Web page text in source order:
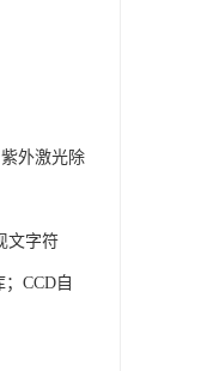
外激光除
文字符
CCD自